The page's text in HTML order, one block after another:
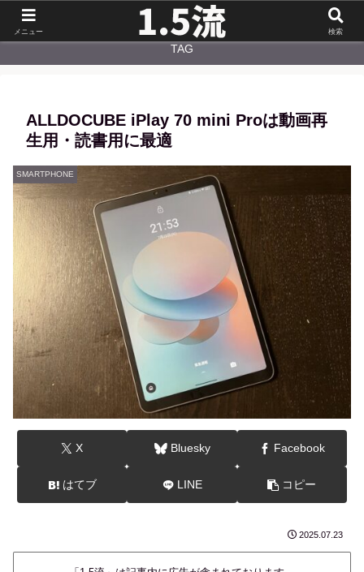
TAG
ALLDOCUBE iPlay 70 mini Proは動画再
生用・読書用に最適
SMARTPHONE
X Bluesky Facebook
はてブ LINE コピー
2025.07.23
メニュー 検索